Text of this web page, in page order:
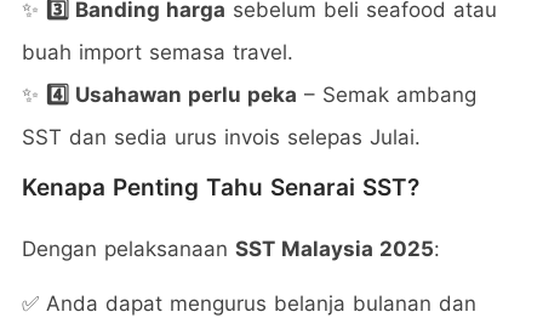
✨ 3️⃣ Banding harga sebelum beli seafood atau
buah import semasa travel.
✨ 4️⃣ Usahawan perlu peka – Semak ambang
SST dan sedia urus invois selepas Julai.
Kenapa Penting Tahu Senarai SST?
Dengan pelaksanaan SST Malaysia 2025:
✅ Anda dapat mengurus belanja bulanan dan